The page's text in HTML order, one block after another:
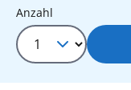
Produkt
Anzahl